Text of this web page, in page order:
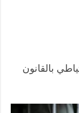
بالقانون